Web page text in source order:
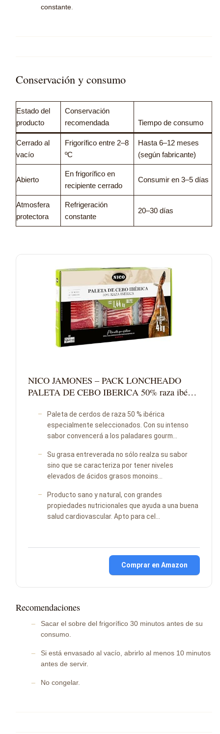
constante
Conservación y consumo
Estado del
producto
Conservación
recomendada
Tiempo de consumo
Cerrado al
vacío
Frigorífico entre 2–8
ºC
Hasta 6–12 meses
(según fabricante)
Abierto
En frigorífico en
recipiente cerrado
Consumir en 3–5 días
Atmosfera
protectora
Refrigeración
constante
20–30 días
NICO JAMONES – PACK LONCHEADO
PALETA DE CEBO IBERICA 50% raza ibé…
Paleta de cerdos de raza 50 % ibérica
especialmente seleccionados. Con su intenso
sabor convencerá a los paladares gourm…
Su grasa entreverada no sólo realza su sabor
sino que se caracteriza por tener niveles
elevados de ácidos grasos monoins…
Producto sano y natural, con grandes
propiedades nutricionales que ayuda a una buena
salud cardiovascular. Apto para cel…
Comprar en Amazon
Recomendaciones
Sacar el sobre del frigorífico 30 minutos antes de su
consumo.
Si está envasado al vacío, abrirlo al menos 10 minutos
antes de servir.
No congelar.